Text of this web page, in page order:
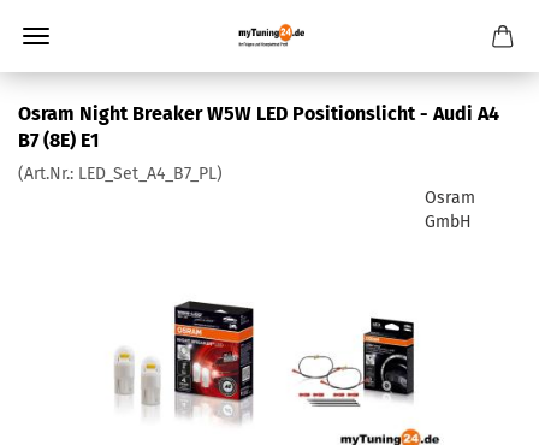
Osram Night Breaker W5W LED Positionslicht - Audi A4
B7 (8E) E1
(Art.Nr.: LED_Set_A4_B7_PL)
Osram
GmbH